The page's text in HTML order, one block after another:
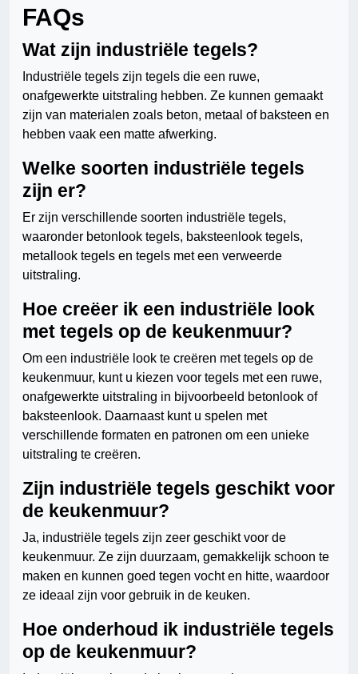
FAQs
Wat zijn industriële tegels?
Industriële tegels zijn tegels die een ruwe,
onafgewerkte uitstraling hebben. Ze kunnen gemaakt
zijn van materialen zoals beton, metaal of baksteen en
hebben vaak een matte afwerking.
Welke soorten industriële tegels
zijn er?
Er zijn verschillende soorten industriële tegels,
waaronder betonlook tegels, baksteenlook tegels,
metallook tegels en tegels met een verweerde
uitstraling.
Hoe creëer ik een industriële look
met tegels op de keukenmuur?
Om een industriële look te creëren met tegels op de
keukenmuur, kunt u kiezen voor tegels met een ruwe,
onafgewerkte uitstraling in bijvoorbeeld betonlook of
baksteenlook. Daarnaast kunt u spelen met
verschillende formaten en patronen om een unieke
uitstraling te creëren.
Zijn industriële tegels geschikt voor
de keukenmuur?
Ja, industriële tegels zijn zeer geschikt voor de
keukenmuur. Ze zijn duurzaam, gemakkelijk schoon te
maken en kunnen goed tegen vocht en hitte, waardoor
ze ideaal zijn voor gebruik in de keuken.
Hoe onderhoud ik industriële tegels
op de keukenmuur?